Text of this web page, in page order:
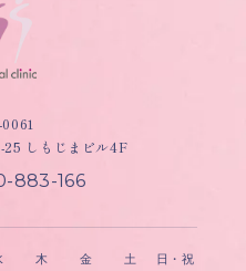
25 しもじまビル4F
883-166
木 金 土 日・祝